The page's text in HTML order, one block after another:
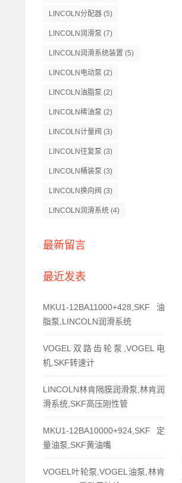
LINCOLN分配器 (5)
LINCOLN润滑泵 (7)
LINCOLN润滑系统装置 (5)
LINCOLN电动泵 (2)
LINCOLN油脂泵 (2)
LINCOLN稀油泵 (2)
LINCOLN计量阀 (3)
LINCOLN往复泵 (3)
LINCOLN桶装泵 (3)
LINCOLN换向阀 (3)
LINCOLN润滑系统 (4)
最新留言
最近发表
MKU1-12BA11000+428,SKF油
脂泵,LINCOLN润滑系统
VOGEL双路齿轮泵,VOGEL电
机,SKF转速计
LINCOLN林肯隔膜润滑泵,林肯润
滑系统,SKF高压刚性管
MKU1-12BA10000+924,SKF定
量油泵,SKF黄油嘴
VOGEL叶轮泵,VOGEL油泵,林肯